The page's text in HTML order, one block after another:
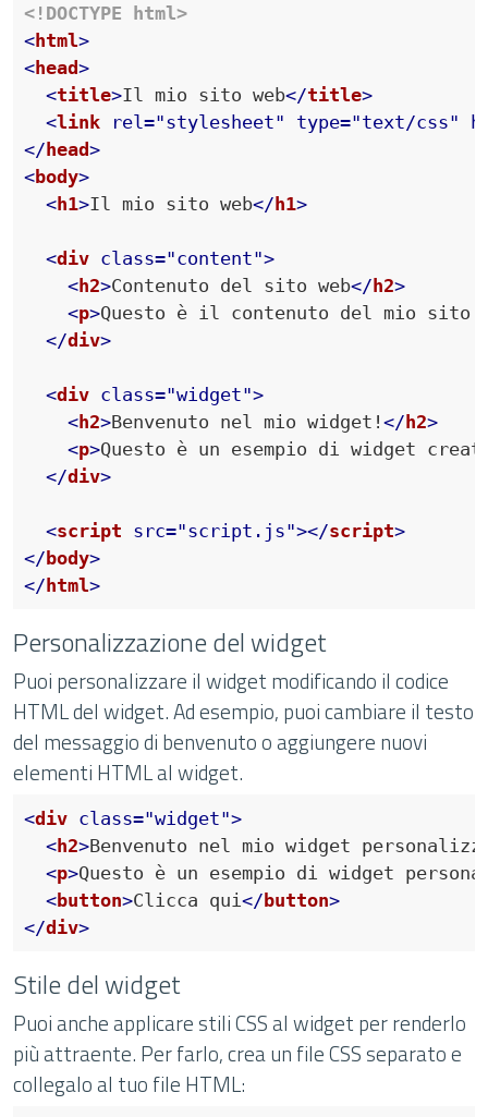
<!DOCTYPE html>
<html>
<head>
<title>Il mio sito web</title>
<link rel ="stylesheet" type="text/css"
</head>
<body>
<h1>Il mio sito web</h1>
<div class="content">
<h2>Contenuto del sito web</h2>
<p>Questo è il contenuto del mio sito
</div>
<div class="widget">
<h2>Benvenuto nel mio widget! </h2>
<p>Questo è un esempio di widget
</div>
<script src="script.js"></script>
</body>
</html>
Personalizzazione del widget
Puoi personalizzare il widget modificando il codice
HTML del widget. Ad esempio, puoi cambiare il testo
del messaggio di benvenuto o aggiungere nuovi
elementi HTML al widget.
<div class="widget">
<h2>Benvenuto nel mio widget
<p>Questo è un esempio di widget
<button>Clicca qui </button>
</div>
Stile del widget
Puoi anche applicare stili CSS al widget per renderlo
più attraente. Per farlo, crea un file CSS separato e
collegalo al tuo file HTML: